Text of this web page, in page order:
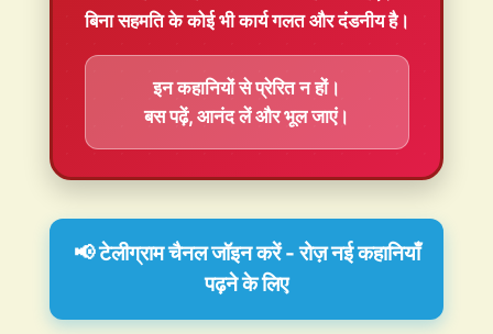
बिना सहमति के कोई भी कार्य गलत और दंडनीय है।
इन कहानियों से प्रेरित न हों।
बस पढ़ें, आनंद लें और भूल जाएं।
📢 टेलीग्राम चैनल जॉइन करें - रोज़ नई कहानियाँ
पढ़ने के लिए